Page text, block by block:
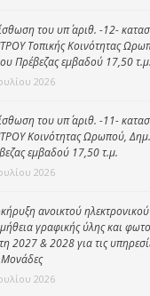
Κέντρο Ημερήσιας
Φροντίδας
Ηλικιωμένων
(Κ.Η.Φ.Η.) Πρέβεζας
του υπ΄ αριθ. -12-
Τοπικής Κοινότητας
Πρέβεζας εμβαδού 17,50 τ.μ.
2026
του υπ΄ αριθ. -11-
Κοινότητας Ωρωπού,
εμβαδού 17,50 τ.μ.
2026
ανοικτού
γραφικής ύλης και
2027 & 2028 για τις
2026